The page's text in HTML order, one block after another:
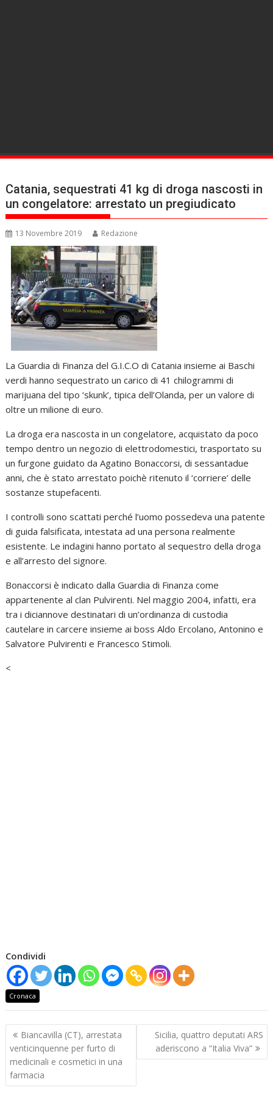
Catania, sequestrati 41 kg di droga nascosti in
un congelatore: arrestato un pregiudicato
13 Novembre 2019 Redazione
La Guardia di Finanza del G.I.C.O di Catania insieme ai Baschi
verdi hanno sequestrato un carico di 41 chilogrammi di
marijuana del tipo ‘skunk’, tipica dell’Olanda, per un valore di
oltre un milione di euro.
La droga era nascosta in un congelatore, acquistato da poco
tempo dentro un negozio di elettrodomestici, trasportato su
un furgone guidato da Agatino Bonaccorsi, di sessantadue
anni, che è stato arrestato poichè ritenuto il ‘corriere’ delle
sostanze stupefacenti.
I controlli sono scattati perché l’uomo possedeva una patente
di guida falsificata, intestata ad una persona realmente
esistente. Le indagini hanno portato al sequestro della droga
e all’arresto del signore.
Bonaccorsi è indicato dalla Guardia di Finanza come
appartenente al clan Pulvirenti. Nel maggio 2004, infatti, era
tra i diciannove destinatari di un’ordinanza di custodia
cautelare in carcere insieme ai boss Aldo Ercolano, Antonino e
Salvatore Pulvirenti e Francesco Stimoli.
<
Condividi
Cronaca
Navigazione
articoli
Biancavilla (CT), arrestata
venticinquenne per furto di
medicinali e cosmetici in una
farmacia
Sicilia, quattro deputati ARS
aderiscono a “Italia Viva”